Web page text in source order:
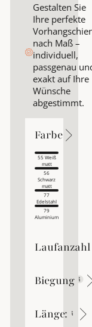
Gestalten Sie
Ihre perfekte
nach Maß –
individuell,
passgenau
exakt auf Ihre
Wünsche
abgestimmt.
Farbe
Farbe
Farbe
55 Weiß
matt
56
Schwarz
matt
77
Edelstahl
79
Aluminium
Laufanzahl
Laufanzahl
Biegung
Biegung
Länge:
Länge: